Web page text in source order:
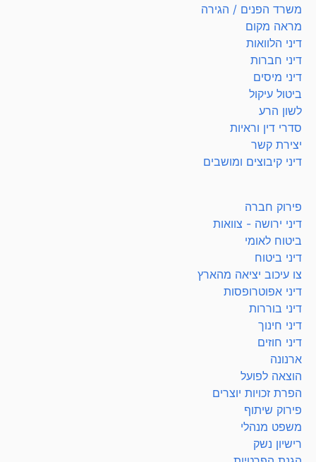
משרד הפנים / הגירה
מראה מקום
דיני הלוואות
דיני חברות
דיני מיסים
ביטול עיקול
לשון הרע
סדרי דין וראיות
יצירת קשר
דיני קיבוצים ומושבים
פירוק חברה
דיני ירושה - צוואות
ביטוח לאומי
דיני ביטוח
צו עיכוב יציאה מהארץ
דיני אפוטרופסות
דיני בוררות
דיני חינוך
דיני חוזים
ארנונה
הוצאה לפועל
הפרת זכויות יוצרים
פירוק שיתוף
משפט מנהלי
רישיון נשק